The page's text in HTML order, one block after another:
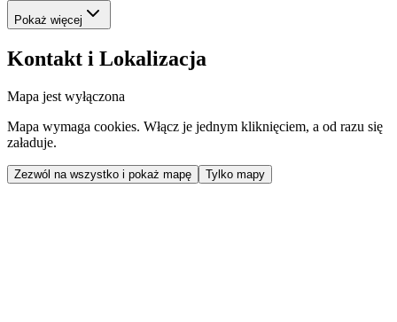
Pokaż więcej
Kontakt i Lokalizacja
Mapa jest wyłączona
Mapa wymaga cookies. Włącz je jednym kliknięciem, a od razu się
załaduje.
Zezwól na wszystko i pokaż mapę Tylko mapy